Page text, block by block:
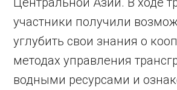
участники получили
углубить свои знания о
методах управления
водными ресурсами и